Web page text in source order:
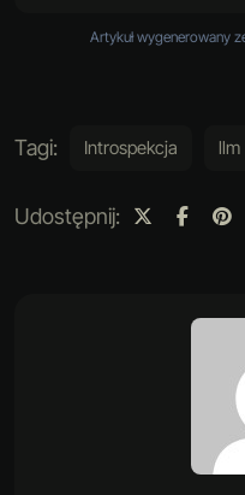
Artykuł wygenerowany
Tagi: Introspekcja llm
Udostępnij: